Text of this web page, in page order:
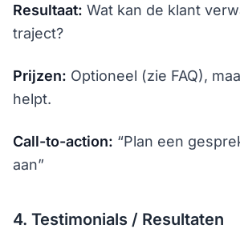
Resultaat: Wat kan de klant
traject?
Prijzen: Optioneel (zie FAQ),
helpt.
Call-to-action: “Plan een
aan”
4. Testimonials / Resultaten